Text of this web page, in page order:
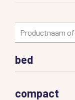
bed
compact